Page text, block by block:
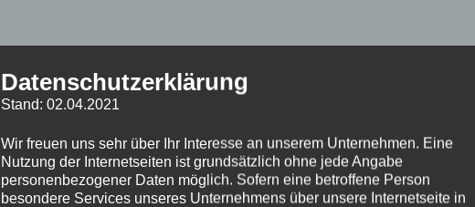
Datenschutzerklärung
Stand: 02.04.2021
Wir freuen uns sehr über Ihr Interesse an unserem Unternehmen. Eine
Nutzung der Internetseiten ist grundsätzlich ohne jede Angabe
personenbezogener Daten möglich. Sofern eine betroffene Person
besondere Services unseres Unternehmens über unsere Internetseite in